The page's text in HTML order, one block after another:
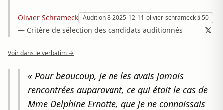
Olivier Schrameck Audition 8-2025-12-11-olivier-schrameck § 50
— Critère de sélection des candidats auditionnés
Voir dans le verbatim →
« Pour beaucoup, je ne les avais jamais
rencontrées auparavant, ce qui était le cas de
Mme Delphine Ernotte, que je ne connaissais